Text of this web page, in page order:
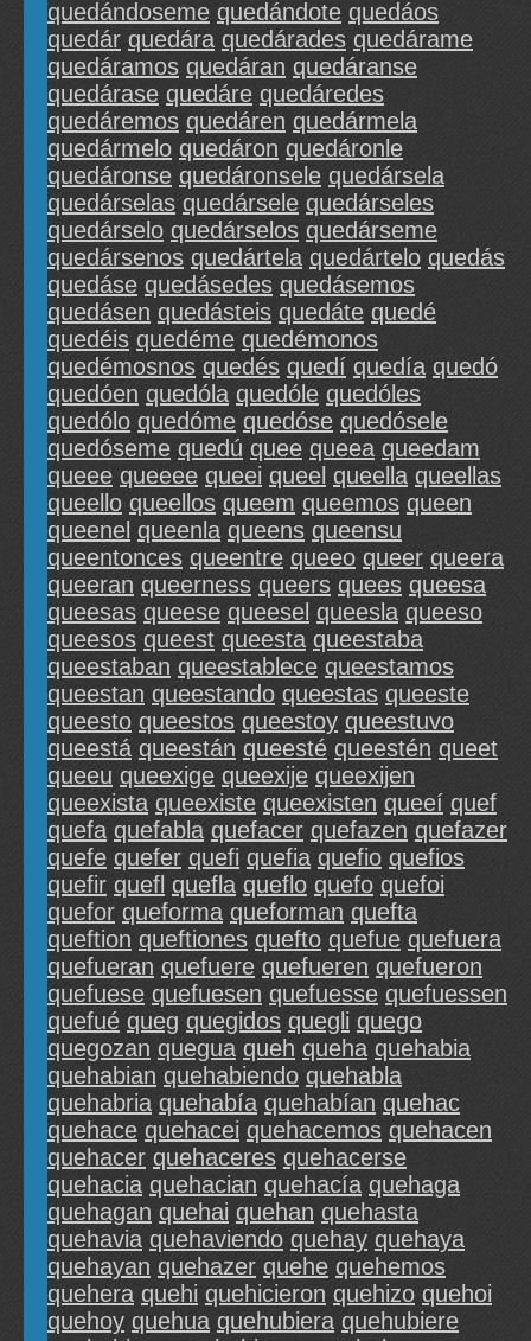
quedándoseme quedándote quedáos
quedár quedára quedárades quedárame
quedáramos quedáran quedáranse
quedárase quedáre quedáredes
quedáremos quedáren quedármela
quedármelo quedáron quedáronle
quedáronse quedáronsele quedársela
quedárselas quedársele quedárseles
quedárselo quedárselos quedárseme
quedársenos quedártela quedártelo quedás
quedáse quedásedes quedásemos
quedásen quedásteis quedáte quedé
quedéis quedéme quedémonos
quedémosnos quedés quedí quedía quedó
quedóen quedóla quedóle quedóles
quedólo quedóme quedóse quedósele
quedóseme quedú quee queea queedam
queee queeee queei queel queella queellas
queello queellos queem queemos queen
queenel queenla queens queensu
queentonces queentre queeo queer queera
queeran queerness queers quees queesa
queesas queese queesel queesla queeso
queesos queest queesta queestaba
queestaban queestablece queestamos
queestan queestando queestas queeste
queesto queestos queestoy queestuvo
queestá queestán queesté queestén queet
queeu queexige queexije queexijen
queexista queexiste queexisten queeí quef
quefa quefabla quefacer quefazen quefazer
quefe quefer quefi quefia quefio quefios
quefir quefl quefla queflo quefo quefoi
quefor queforma queforman quefta
queftion queftiones quefto quefue quefuera
quefueran quefuere quefueren quefueron
quefuese quefuesen quefuesse quefuessen
quefué queg quegidos quegli quego
quegozan quegua queh queha quehabia
quehabian quehabiendo quehabla
quehabria quehabía quehabían quehac
quehace quehacei quehacemos quehacen
quehacer quehaceres quehacerse
quehacia quehacian quehacía quehaga
quehagan quehai quehan quehasta
quehavia quehaviendo quehay quehaya
quehayan quehazer quehe quehemos
quehera quehi quehicieron quehizo quehoi
quehoy quehua quehubiera quehubiere